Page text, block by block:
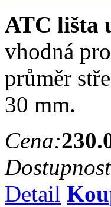
ATC lišta
vhodná
průměr
30 mm.
Cena:
Detail